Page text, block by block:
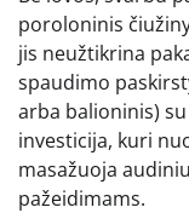
poroloninis
jis neužtikrina
spaudimo
arba balioninis)
investicija, kuri
masažuoja
pažeidimams.